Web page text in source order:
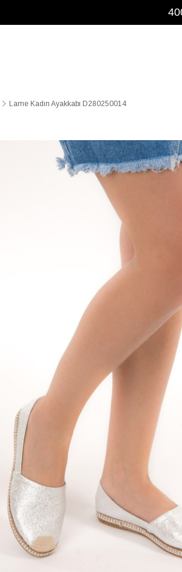
Lame Kadın Ayakkabı D280250014